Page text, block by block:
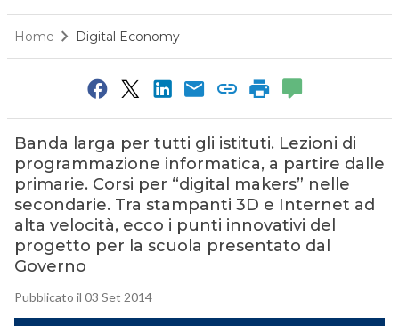
Home Digital Economy
Banda larga per tutti gli istituti. Lezioni di
programmazione informatica, a partire dalle
primarie. Corsi per “digital makers” nelle
secondarie. Tra stampanti 3D e Internet ad
alta velocità, ecco i punti innovativi del
progetto per la scuola presentato dal
Governo
Pubblicato il 03 Set 2014